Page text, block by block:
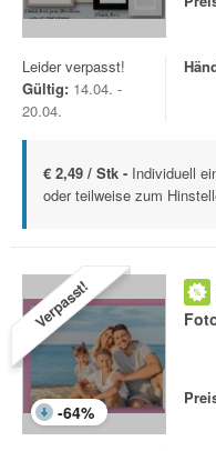
Leider verpasst!
Gültig: 14.04. -
20.04.
€ 2,49 / Stk - Individuell
oder teilweise zum
Verpasst!
-64%